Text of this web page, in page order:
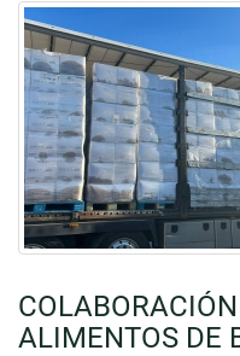
ALIMENTOS DE